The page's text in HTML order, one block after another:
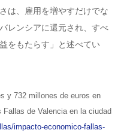
は、雇用を増やすだけでな
レンシアに還元され、すべ
をもたらす」と述べてい
y 732 millones de euros en
de Valencia en la ciudad
impacto-economico-fallas-